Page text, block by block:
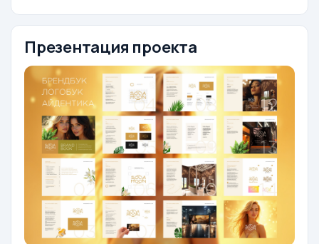
Презентация проекта